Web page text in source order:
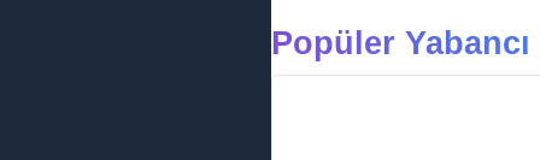
Popüler